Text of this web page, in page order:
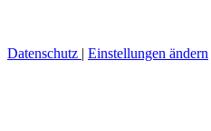
Datenschutz | Einstellungen ändern